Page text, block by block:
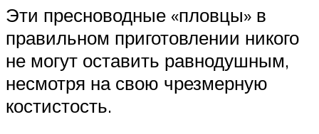
Эти пресноводные «пловцы» в
правильном приготовлении никого
не могут оставить равнодушным,
несмотря на свою чрезмерную
костистость.